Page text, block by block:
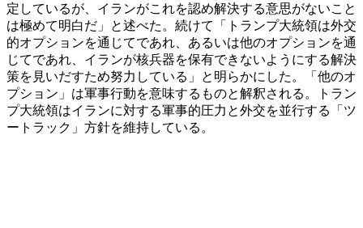
定しているが、イランがこれを認め解決する意思がないこと
は極めて明白だ」と述べた。続けて「トランプ大統領は外交
的オプションを通じてであれ、あるいは他のオプションを通
じてであれ、イランが核兵器を保有できないようにする解決
策を見いだすため努力している」と明らかにした。「他のオ
プション」は軍事行動を意味するものと解釈される。トラン
プ大統領はイランに対する軍事的圧力と外交を並行する「ツ
ートラック」方針を維持している。